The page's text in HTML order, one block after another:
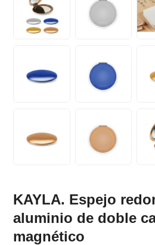
KAYLA. Espejo
aluminio de doble
magnético